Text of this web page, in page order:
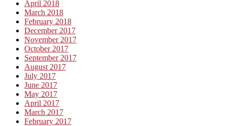
April 2018
March 2018
February 2018
December 2017
November 2017
October 2017
September 2017
August 2017
July 2017
June 2017
May 2017
April 2017
March 2017
February 2017